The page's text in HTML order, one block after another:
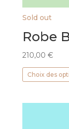
Sold out
Robe
210,00 €
Choix des